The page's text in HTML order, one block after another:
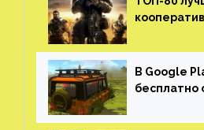
(никаких
В Google
бесплатно
открытым